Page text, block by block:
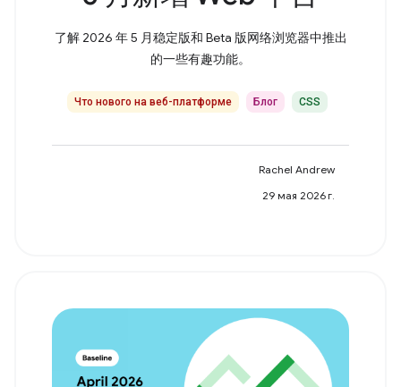
了解 2026 年 5 月稳定版和 Beta 版网络浏览器中推出
的一些有趣功能。
Что нового на веб-платформе Блог CSS
Rachel Andrew
29 мая 2026 г.